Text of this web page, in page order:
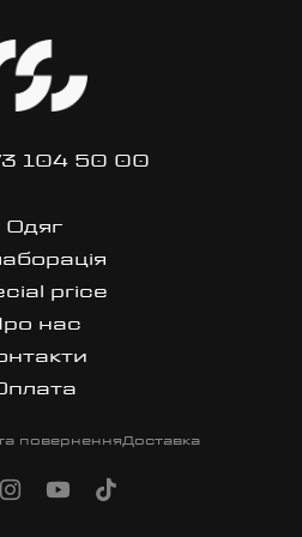
104 50 00
Одяг
price
нас
поверненняДоставка